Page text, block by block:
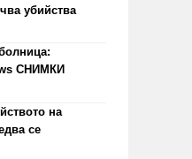
убийства
СНИМКИ
на
се